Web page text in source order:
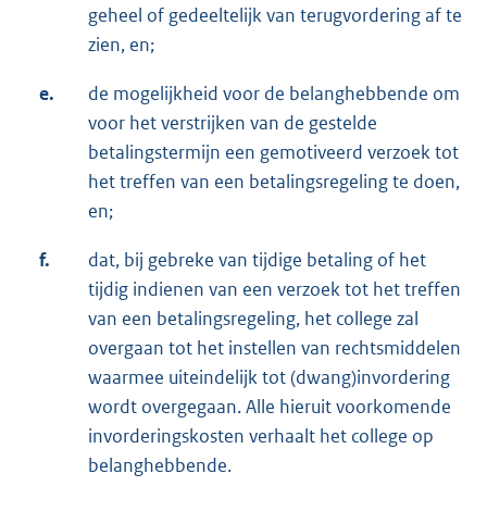
geheel of gedeeltelijk van terugvordering af te
zien, en;
e.
de mogelijkheid voor de belanghebbende om
voor het verstrijken van de gestelde
betalingstermijn een gemotiveerd verzoek tot
het treffen van een betalingsregeling te doen,
en;
f.
dat, bij gebreke van tijdige betaling of het
tijdig indienen van een verzoek tot het treffen
van een betalingsregeling, het college zal
overgaan tot het instellen van rechtsmiddelen
waarmee uiteindelijk tot (dwang)invordering
wordt overgegaan. Alle hieruit voorkomende
invorderingskosten verhaalt het college op
belanghebbende.